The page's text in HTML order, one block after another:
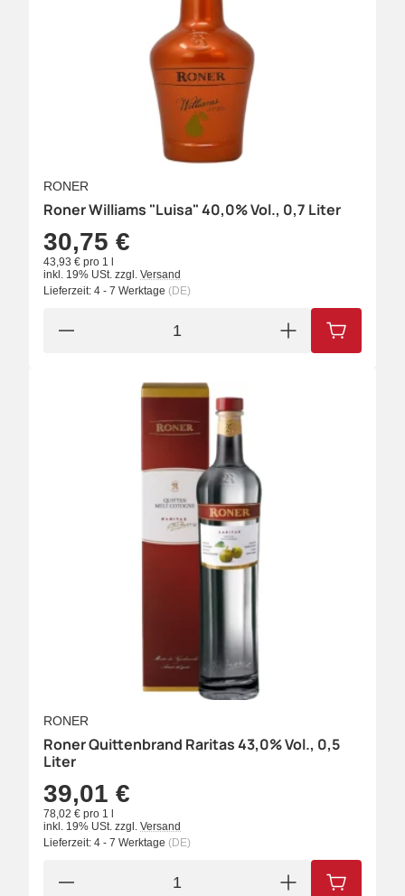
RONER
Roner Williams "Luisa" 40,0% Vol., 0,7 Liter
30,75 €
43,93 € pro 1 l
inkl. 19% USt. zzgl. Versand
Lieferzeit: 4 - 7 Werktage (DE)
IN DEN
RONER
Roner Quittenbrand Raritas 43,0% Vol., 0,5
Liter
39,01 €
78,02 € pro 1 l
inkl. 19% USt. zzgl. Versand
Lieferzeit: 4 - 7 Werktage (DE)
IN DEN